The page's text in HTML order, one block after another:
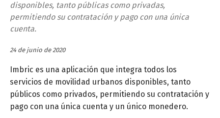
disponibles, tanto públicas como privadas,
permitiendo su contratación y pago con una única
cuenta.
24 de junio de 2020
Imbric es una aplicación que integra todos los
servicios de movilidad urbanos disponibles, tanto
públicos como privados, permitiendo su contratación y
pago con una única cuenta y un único monedero.